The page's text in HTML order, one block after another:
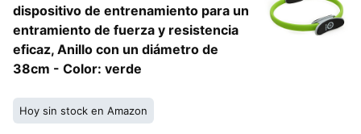
dispositivo de entrenamiento para un
entramiento de fuerza y resistencia
eficaz, Anillo con un diámetro de
38cm - Color: verde
Hoy sin stock en Amazon